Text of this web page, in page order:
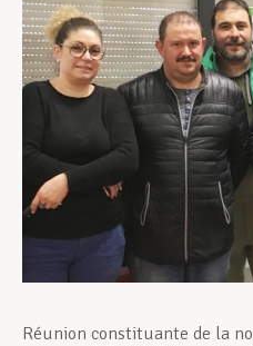
Développement
Devenir Membre
Actualités
Réunion constituante de la